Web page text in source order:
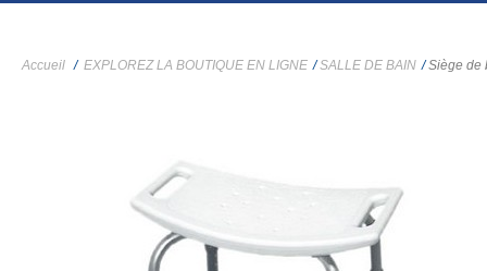
Accueil / EXPLOREZ LA BOUTIQUE EN LIGNE / SALLE DE BAIN / Siège de